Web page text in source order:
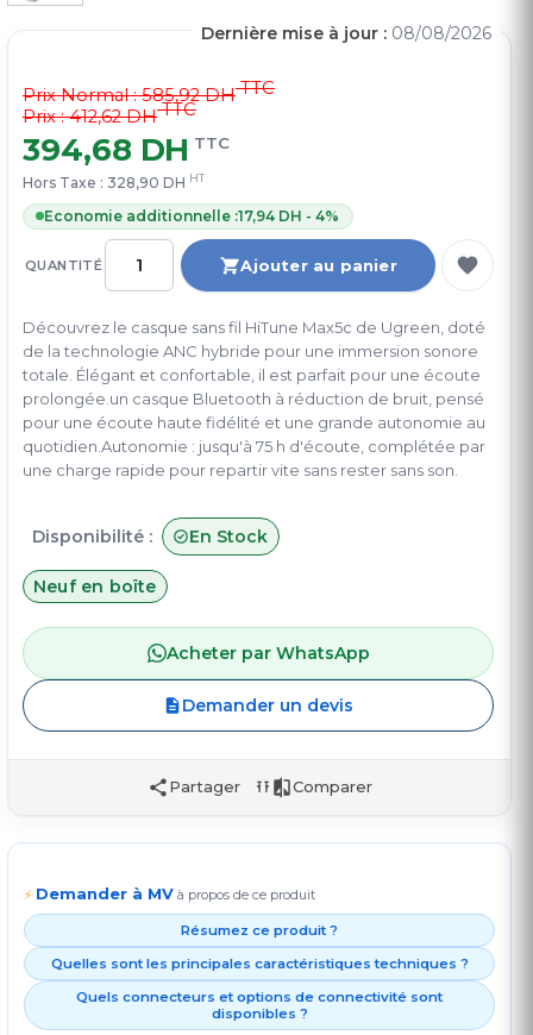
QUANTITÉ Ajouter au panier
Prix Normal :585,92 DHTTC
Prix : 412,62 DHTTC
394,68 DH TTC
Hors Taxe : 328,90 DH HT
Economie additionnelle :17,94 DH - 4%
Découvrez le casque sans fil HiTune Max5c de Ugreen, doté
de la technologie ANC hybride pour une immersion sonore
totale. Élégant et confortable, il est parfait pour une écoute
prolongée.un casque Bluetooth à réduction de bruit, pensé
pour une écoute haute fidélité et une grande autonomie au
quotidien.Autonomie : jusqu'à 75 h d'écoute, complétée par
une charge rapide pour repartir vite sans rester sans son.
Disponibilité : En Stock
Dernière mise à jour : 08/08/2026
Neuf en boîte
Acheter par WhatsApp
Demander un devis
Partager Comparer
⚡ Demander à MV à propos de ce produit
Résumez ce produit ?
Quelles sont les principales caractéristiques techniques ?
Quels connecteurs et options de connectivité sont
disponibles ?